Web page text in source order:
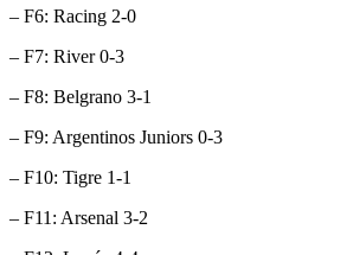
– F6: Racing 2-0
– F7: River 0-3
– F8: Belgrano 3-1
– F9: Argentinos Juniors 0-3
– F10: Tigre 1-1
– F11: Arsenal 3-2